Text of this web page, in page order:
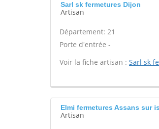
Sarl sk fermetures Dijon
Artisan
Département: 21
Porte d'entrée -
Voir la fiche artisan : Sarl sk
Elmi fermetures Assans sur
Artisan